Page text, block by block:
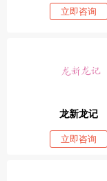
立即咨询
龙新龙记
立即咨询